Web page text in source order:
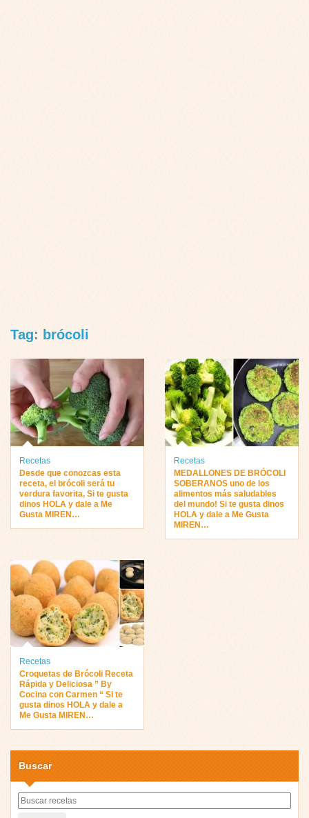
Tag: brócoli
Recetas
Desde que conozcas esta
receta, el brócoli será tu
verdura favorita, Si te gusta
dinos HOLA y dale a Me
Gusta MIREN…
Recetas
MEDALLONES DE BRÓCOLI
SOBERANOS uno de los
alimentos más saludables
del mundo! Si te gusta dinos
HOLA y dale a Me Gusta
MIREN…
Recetas
Croquetas de Brócoli Receta
Rápida y Deliciosa ” By
Cocina con Carmen “ Si te
gusta dinos HOLA y dale a
Me Gusta MIREN…
Buscar